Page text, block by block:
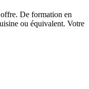
De formation en
ou équivalent. Votre